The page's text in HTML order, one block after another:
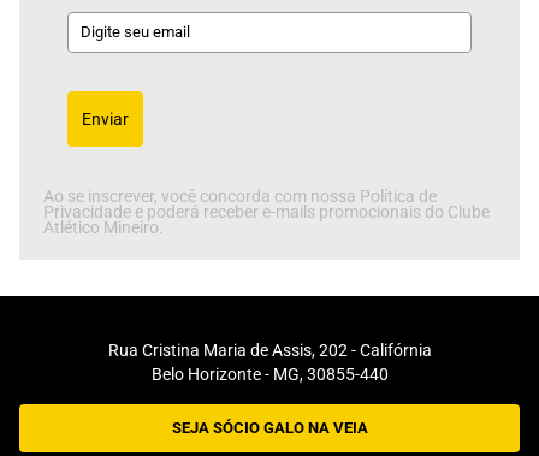
Enviar
Ao se inscrever, você concorda com nossa Política de
Privacidade e poderá receber e-mails promocionais do Clube
Atlético Mineiro.
Rua Cristina Maria de Assis, 202 - Califórnia
Belo Horizonte - MG, 30855-440
SEJA SÓCIO GALO NA VEIA